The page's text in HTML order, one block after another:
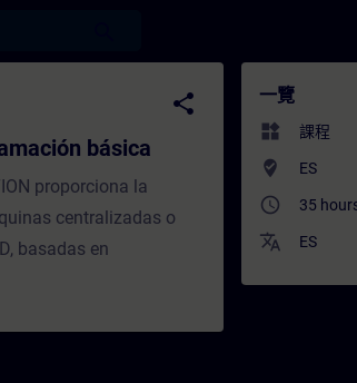
- 培訓 - 培訓 - 專業發展
share
básica
proporciona la
centralizadas o
basadas en
一覽
widgets 課程
where_to_vote ES
access_time 35
translate ES